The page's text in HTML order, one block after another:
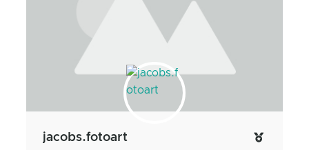
jacobs.fotoart